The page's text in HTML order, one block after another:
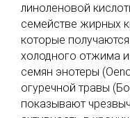
линоленовой
семействе жирных
которые
холодного отжима
семян энотеры
огуречной травы
показывают